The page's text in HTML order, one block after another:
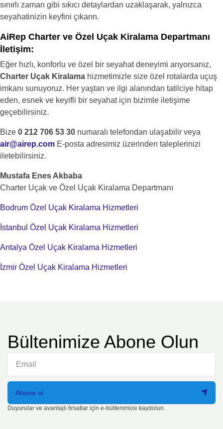
sınırlı zaman gibi sıkıcı detaylardan uzaklaşarak, yalnızca
seyahatinizin keyfini çıkarın.
AiRep Charter ve Özel Uçak Kiralama Departmanı
İletişim:
Eğer hızlı, konforlu ve özel bir seyahat deneyimi arıyorsanız,
Charter Uçak Kiralama hizmetimizle size özel rotalarda uçuş
imkanı sunuyoruz. Her yaştan ve ilgi alanından tatilciye hitap
eden, esnek ve keyifli bir seyahat için bizimle iletişime
geçebilirsiniz.
Bize 0 212 706 53 30 numaralı telefondan ulaşabilir veya
air@airep.com E-posta adresimiz üzerinden taleplerinizi
iletebilirsiniz.
Mustafa Enes Akbaba
Charter Uçak ve Özel Uçak Kiralama Departmanı
Bodrum Özel Uçak Kiralama Hizmetleri
İstanbul Özel Uçak Kiralama Hizmetleri
Antalya Özel Uçak Kiralama Hizmetleri
İzmir Özel Uçak Kiralama Hizmetleri
Bültenimize Abone Olun
Abone ol
Duyurular ve avantajlı fırsatlar için e-bültenimize kaydolun.